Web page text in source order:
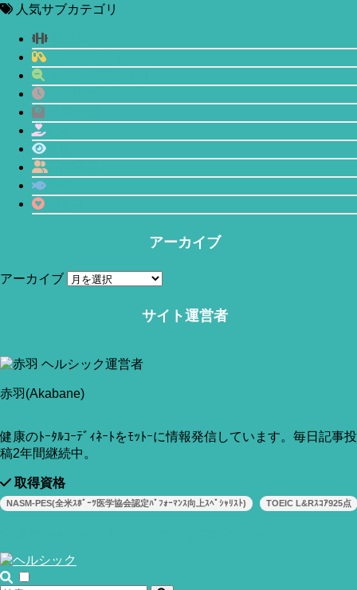
人気サブカテゴリ
アーカイブ
アーカイブ
サイト運営者
赤羽(Akabane)
健康のﾄｰﾀﾙｺｰﾃﾞｨﾈｰﾄをﾓｯﾄｰに情報発信しています。毎日記事投
稿2年間継続中。
取得資格
NASM-PES(全米ｽﾎﾟｰﾂ医学協会認定ﾊﾟﾌｫｰﾏﾝｽ向上ｽﾍﾟｼｬﾘｽﾄ) TOEIC L&Rｽｺｱ925点
赤羽(Akabane)
今回は「カロリー制限で痩せてもすぐにリバウンドするのは